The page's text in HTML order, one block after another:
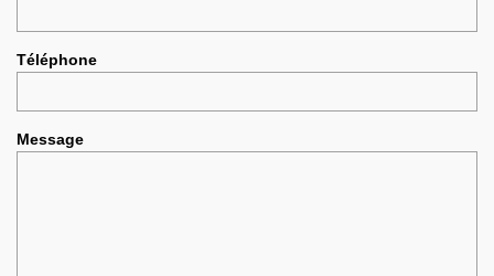
Téléphone
Message